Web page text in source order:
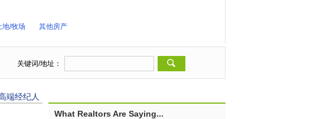
地/牧场 其他房产
关键词/地址：
端经纪人
What Realtors Are Saying...